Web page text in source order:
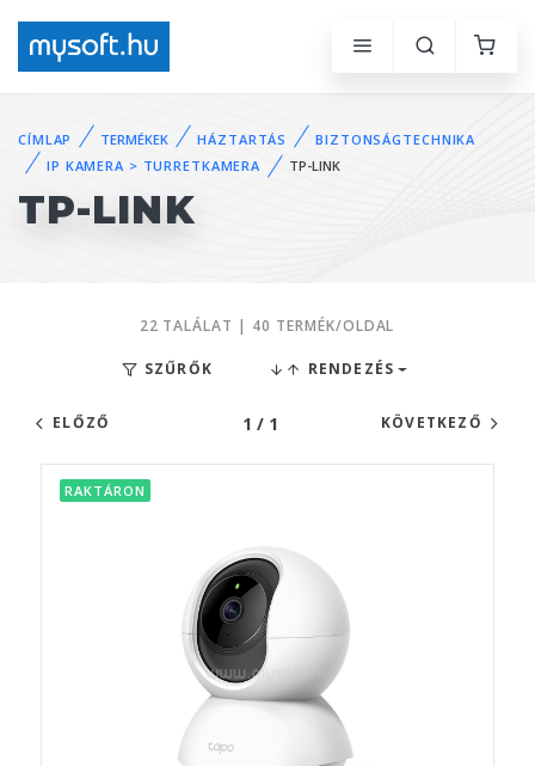
CÍMLAP TERMÉKEK HÁZTARTÁS
BIZTONSÁGTECHNIKA
IP KAMERA > TURRETKAMERA
TP-LINK
TP-LINK
22 TALÁLAT | 40 TERMÉK/OLDAL
SZŰRŐK RENDEZÉS
ELŐZŐ 1 / 1 KÖVETKEZŐ
RAKTÁRON